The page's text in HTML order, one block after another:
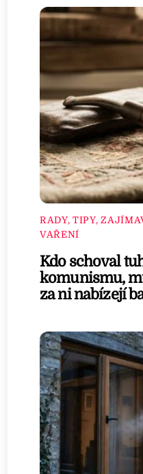
RADY, TIPY,
VAŘENÍ
Kdo schoval
komunismu,
za ni nabízejí